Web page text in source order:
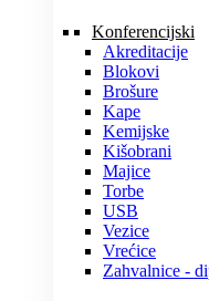
Konferencijski
Akreditacije
Blokovi
Brošure
Kape
Kemijske
Kišobrani
Majice
Torbe
USB
Vezice
Vrećice
Zahvalnice -